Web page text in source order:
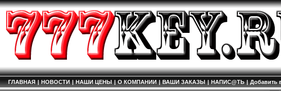
ГЛАВНАЯ | НОВОСТИ | НАШИ ЦЕНЫ | О КОМПАНИИ | ВАШИ ЗАКАЗЫ | НАПИС@ТЬ | Добавить